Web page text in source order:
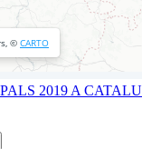
2019 A